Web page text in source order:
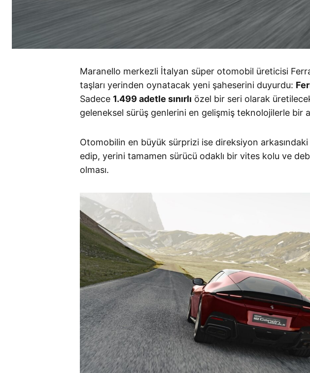
Maranello merkezli İtalyan süper otomobil üreticisi
taşları yerinden oynatacak yeni şaheserini duyurdu:
Sadece 1.499 adetle sınırlı özel bir seri olarak
geleneksel sürüş genlerini en gelişmiş teknolojilerle bir
Otomobilin en büyük sürprizi ise direksiyon arkasındaki
edip, yerini tamamen sürücü odaklı bir vites kolu ve
olması.